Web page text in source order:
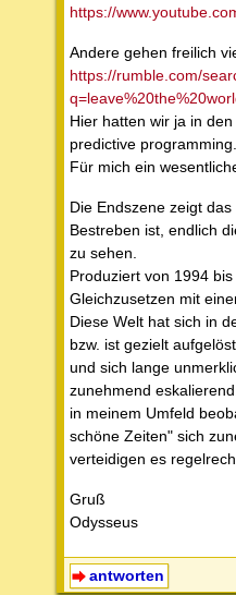
https://
Andere gehen freilich
https://rumble.com/
Hier hatten wir ja in
predictive programming.
Für mich ein
Die Endszene zeigt
Bestreben ist, endlich
zu sehen.
Produziert von 1994 bis
Gleichzusetzen mit
Diese Welt hat sich in
bzw. ist gezielt
und sich lange
zunehmend
in meinem Umfeld
schöne Zeiten" sich
verteidigen es
Gruß
Odysseus
antworten